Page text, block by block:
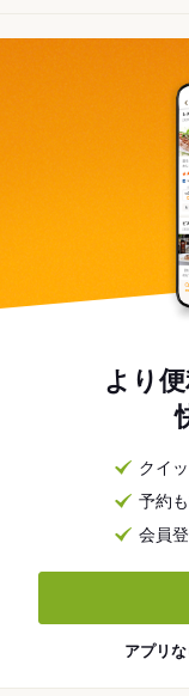
より
クイ
予約
会員
アプリ